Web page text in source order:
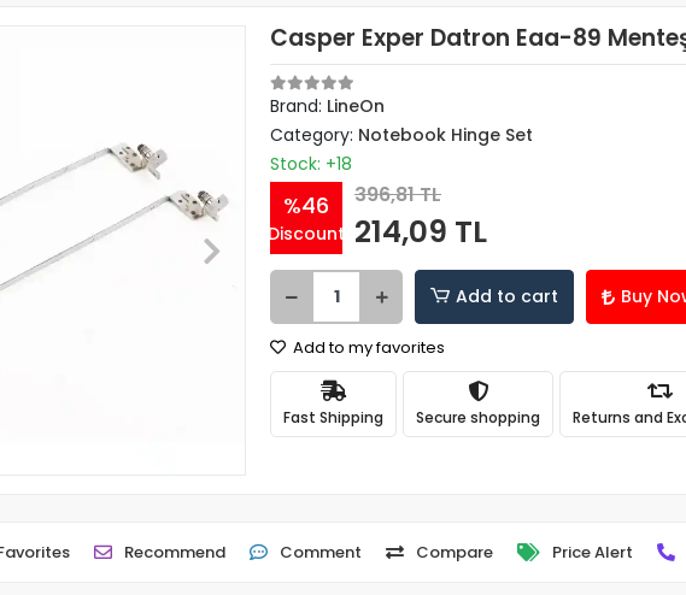
Casper Exper Datron Eaa-89
Brand: LineOn
Category: Notebook Hinge Set
Stock: +18
%46
Discount
396,81 TL
214,09 TL
Add to cart Buy
Add to my favorites
Fast Shipping Secure shopping Returns and
Recommend Comment Compare Price Alert